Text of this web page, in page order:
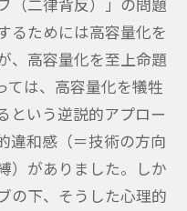
（二律背反）」の問題
るためには高容量化を
、高容量化を至上命題
ては、高容量化を犠牲
という逆説的アプロー
違和感（＝技術の方向
）がありました。しか
の下、そうした心理的